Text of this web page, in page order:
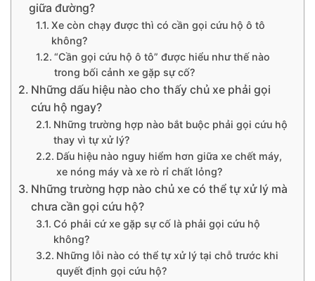
giữa đường?
Xe còn chạy được thì có cần gọi cứu hộ ô tô
không?
“Cần gọi cứu hộ ô tô” được hiểu như thế nào
trong bối cảnh xe gặp sự cố?
Những dấu hiệu nào cho thấy chủ xe phải gọi
cứu hộ ngay?
Những trường hợp nào bắt buộc phải gọi cứu hộ
thay vì tự xử lý?
Dấu hiệu nào nguy hiểm hơn giữa xe chết máy,
xe nóng máy và xe rò rỉ chất lỏng?
Những trường hợp nào chủ xe có thể tự xử lý mà
chưa cần gọi cứu hộ?
Có phải cứ xe gặp sự cố là phải gọi cứu hộ
không?
Những lỗi nào có thể tự xử lý tại chỗ trước khi
quyết định gọi cứu hộ?